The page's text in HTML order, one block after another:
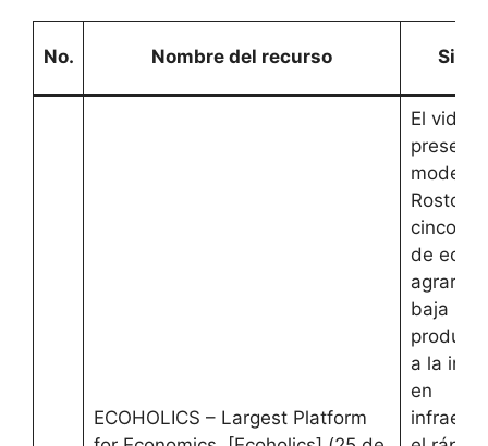
No. Nombre del recurso
ECOHOLICS – Largest Platform
El video
modelo
Rostow
cinco
de
agrarias
baja
a la
en